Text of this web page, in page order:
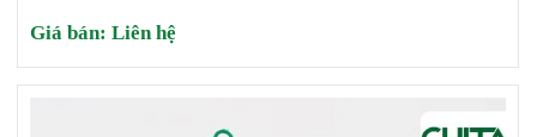
Giá bán: Liên hệ